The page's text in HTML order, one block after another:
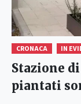
CRONACA IN
Stazione
piantati